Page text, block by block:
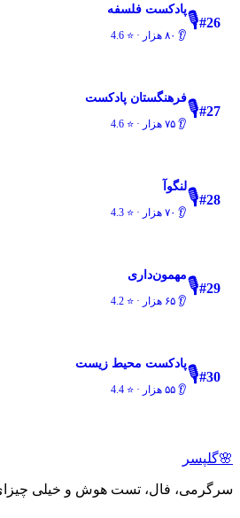
#26
🎙️پادکست فلسفه
👂 ۸۰ هزار · ⭐
4.6
#27
🎙️فرهنگستان پادکست
👂 ۷۵ هزار · ⭐
4.6
#28
🎙️لنگوآ
👂 ۷۰ هزار · ⭐
4.3
#29
🎙️مهمون‌داری
👂 ۶۵ هزار · ⭐
4.2
#30
🎙️پادکست محیط زیست
👂 ۵۵ هزار · ⭐
4.4
🌸گلپسر
سرگرمی، فال، تست هوش و خیلی